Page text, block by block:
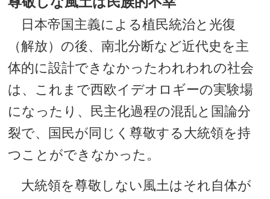
日本帝国主義による植民統治と光復
（解放）の後、南北分断など近代史を主
体的に設計できなかったわれわれの社会
は、これまで西欧イデオロギーの実験場
になったり、民主化過程の混乱と国論分
裂で、国民が同じく尊敬する大統領を持
つことができなかった。
大統領を尊敬しない風土はそれ自体が